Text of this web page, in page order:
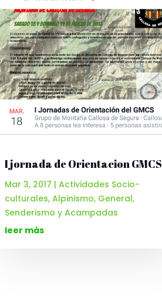
I jornada de Orientacion GMCS
Mar 3, 2017 | Actividades Socio-
culturales, Alpinismo, General,
Senderismo y Acampadas
leer más